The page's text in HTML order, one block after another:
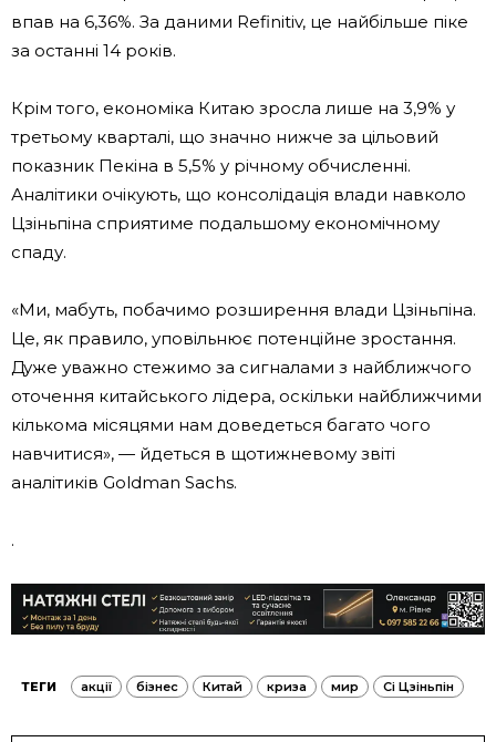
впав на 6,36%. За даними Refinitiv, це найбільше піке
за останні 14 років.
Крім того, економіка Китаю зросла лише на 3,9% у
третьому кварталі, що значно нижче за цільовий
показник Пекіна в 5,5% у річному обчисленні.
Аналітики очікують, що консолідація влади навколо
Цзіньпіна сприятиме подальшому економічному
спаду.
«Ми, мабуть, побачимо розширення влади Цзіньпіна.
Це, як правило, уповільнює потенційне зростання.
Дуже уважно стежимо за сигналами з найближчого
оточення китайського лідера, оскільки найближчими
кількома місяцями нам доведеться багато чого
навчитися», — йдеться в щотижневому звіті
аналітиків Goldman Sachs.
.
ТЕГИ акції бізнес Китай криза мир Сі Цзіньпін